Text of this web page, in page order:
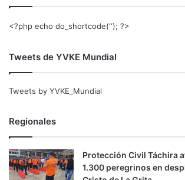
<?php echo do_shortcode(‘‘); ?>
Tweets de YVKE Mundial
Tweets by YVKE_Mundial
Regionales
Protección Civil Táchira
1.300 peregrinos en